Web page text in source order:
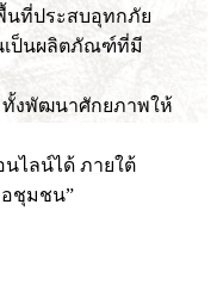
ที่ประสบอุทกภัย
เป็นผลิตภัณฑ์ที่มี
ทั้งพัฒนาศักยภาพให้
ไลน์ได้ ภายใต้
อชุมชน”